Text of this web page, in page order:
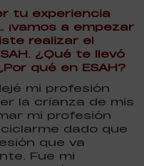
tu experiencia
¡vamos a empezar
realizar el
¿Qué te llevó
qué en ESAH?
mi profesión
la crianza de mis
mi profesión
dado que
que va
Fue mi